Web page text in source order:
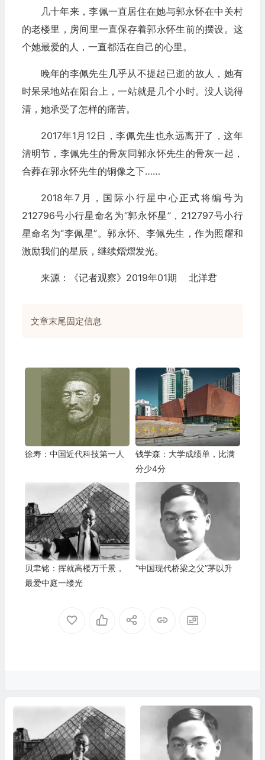
几十年来，李佩一直居住在她与郭永怀在中关村
的老楼里，房间里一直保存着郭永怀生前的摆设。这
个她最爱的人，一直都活在自己的心里。
晚年的李佩先生几乎从不提起已逝的故人，她有
时呆呆地站在阳台上，一站就是几个小时。没人说得
清，她承受了怎样的痛苦。
2017年1月12日，李佩先生也永远离开了，这年
清明节，李佩先生的骨灰同郭永怀先生的骨灰一起，
合葬在郭永怀先生的铜像之下……
2018年7月，国际小行星中心正式将编号为
212796号小行星命名为“郭永怀星”，212797号小行
星命名为“李佩星”。郭永怀、李佩先生，作为照耀和
激励我们的星辰，继续熠熠发光。
来源：《记者观察》2019年01期 北洋君
文章末尾固定信息
徐寿：中国近代科技第一人
钱学森：大学成绩单，比满
分少4分
贝聿铭：挥就高楼万千景，
最爱中庭一缕光
“中国现代桥梁之父”茅以升